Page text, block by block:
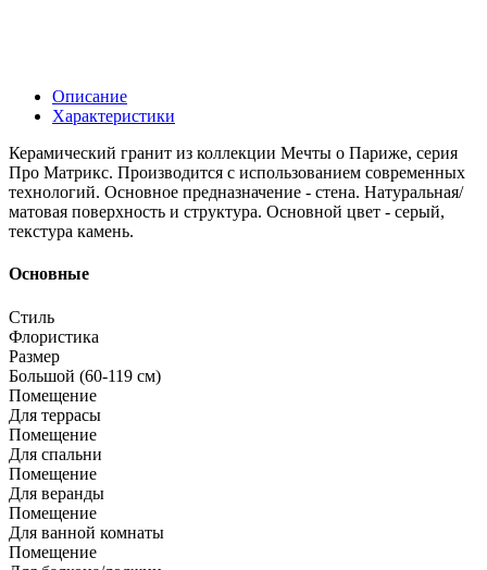
Описание
Характеристики
Керамический гранит из коллекции Мечты о Париже, серия
Про Матрикс. Производится с использованием современных
технологий. Основное предназначение - стена. Натуральная/
матовая поверхность и структура. Основной цвет - серый,
текстура камень.
Основные
Стиль
Флористика
Размер
Большой (60-119 см)
Помещение
Для террасы
Помещение
Для спальни
Помещение
Для веранды
Помещение
Для ванной комнаты
Помещение